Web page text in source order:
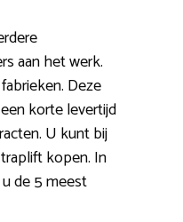
aan het werk.
Deze
korte levertijd
U kunt bij
kopen. In
de 5 meest